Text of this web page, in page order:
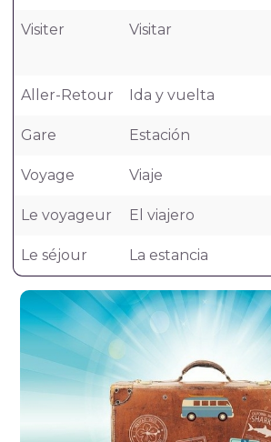
Visiter Visitar
Aller-Retour Ida y vuelta
Gare Estación
Voyage Viaje
Le voyageur El viajero
Le séjour La estancia